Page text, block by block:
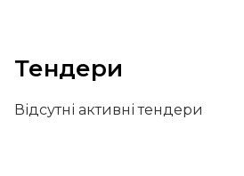
Тендери
Відсутні активні тендери